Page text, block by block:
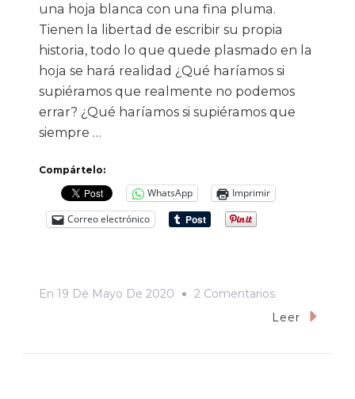
una hoja blanca con una fina pluma.
Tienen la libertad de escribir su propia
historia, todo lo que quede plasmado en la
hoja se hará realidad ¿Qué haríamos si
supiéramos que realmente no podemos
errar? ¿Qué haríamos si supiéramos que
siempre …
Compártelo:
WhatsApp
Imprimir
Correo electrónico
En 19 De Mayo De 2020 2 ComentariosEn
El
Leer